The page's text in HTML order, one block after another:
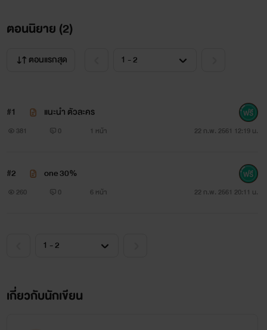
ตอนนิยาย (2)
ตอนแรกสุด
#1 แนะนำ ตัวละคร
381 0 1 หน้า 22 ก.พ. 2561 12:19 น.
#2 one 30%
260 0 6 หน้า 22 ก.พ. 2561 20:11 น.
เกี่ยวกับนักเขียน